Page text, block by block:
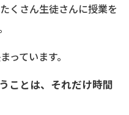
くさん生徒さんに授業を
っています。
ことは、それだけ時間